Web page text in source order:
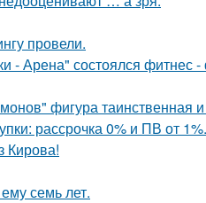
провели.
- Арена" состоялся фитнес
фигура таинственная
рассрочка 0% и ПВ от 1%.
Кирова!
семь лет.